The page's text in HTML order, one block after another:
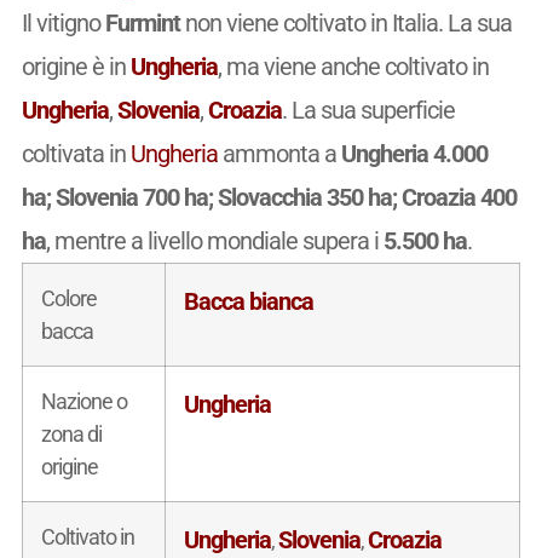
Il vitignoFurmintnon viene coltivato in Italia. La sua
origine è in Ungheria, ma viene anche coltivato in
Ungheria,Slovenia,Croazia. La sua superficie
coltivata in Ungheria ammonta a Ungheria 4.000
ha; Slovenia 700 ha; Slovacchia 350 ha; Croazia 400
ha, mentre a livello mondiale supera i 5.500 ha.
Colore
bacca
Bacca bianca
Nazione o
zona di
origine
Ungheria
Coltivato in Ungheria,Slovenia,Croazia